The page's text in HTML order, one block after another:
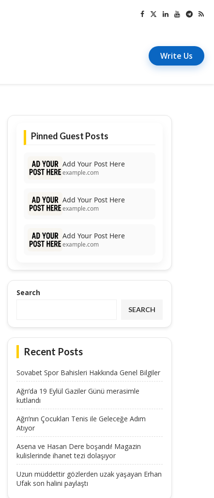
Write Us
Pinned Guest Posts
Add Your Post Here
example.com
Add Your Post Here
example.com
Add Your Post Here
example.com
Search
SEARCH
Recent Posts
Sovabet Spor Bahisleri Hakkında Genel Bilgiler
Ağrı’da 19 Eylül Gaziler Günü merasimle
kutlandı
Ağrı’nın Çocukları Tenis ile Geleceğe Adım
Atıyor
Asena ve Hasan Dere boşandı! Magazin
kulislerinde ihanet tezi dolaşıyor
Uzun müddettir gözlerden uzak yaşayan Erhan
Ufak son halini paylaştı